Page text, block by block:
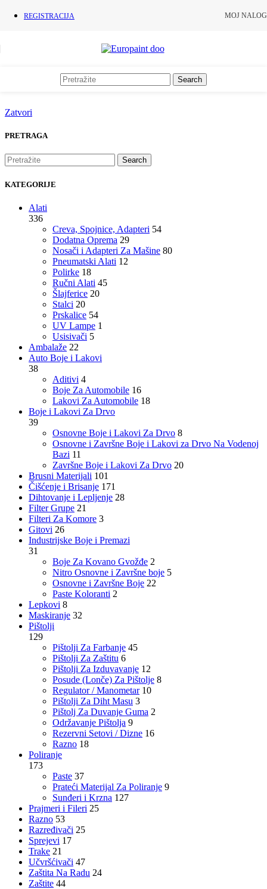
REGISTRACIJA MOJ NALOG
Search
Zatvori
PRETRAGA
Search
KATEGORIJE
Alati
336
Creva, Spojnice, Adapteri 54
Dodatna Oprema 29
Nosači i Adapteri Za Mašine 80
Pneumatski Alati 12
Polirke 18
Ručni Alati 45
Šlajferice 20
Stalci 20
Prskalice 54
UV Lampe 1
Usisivači 5
Ambalaže 22
Auto Boje i Lakovi
38
Aditivi 4
Boje Za Automobile 16
Lakovi Za Automobile 18
Boje i Lakovi Za Drvo
39
Osnovne Boje i Lakovi Za Drvo 8
Osnovne i Završne Boje i Lakovi za Drvo Na Vodenoj
Bazi 11
Završne Boje i Lakovi Za Drvo 20
Brusni Materijali 101
Čišćenje i Brisanje 171
Dihtovanje i Lepljenje 28
Filter Grupe 21
Filteri Za Komore 3
Gitovi 26
Industrijske Boje i Premazi
31
Boje Za Kovano Gvožđe 2
Nitro Osnovne i Završne boje 5
Osnovne i Završne Boje 22
Paste Koloranti 2
Lepkovi 8
Maskiranje 32
Pištolji
129
Pištolji Za Farbanje 45
Pištolji Za Zaštitu 6
Pištolji Za Izduvavanje 12
Posude (Lonče) Za Pištolje 8
Regulator / Manometar 10
Pištolji Za Diht Masu 3
Pištolj Za Duvanje Guma 2
Održavanje Pištolja 9
Rezervni Setovi / Dizne 16
Razno 18
Poliranje
173
Paste 37
Prateći Materijal Za Poliranje 9
Sunđeri i Krzna 127
Prajmeri i Fileri 25
Razno 53
Razređivači 25
Sprejevi 17
Trake 21
Učvršćivači 47
Zaštita Na Radu 24
Zaštite 44